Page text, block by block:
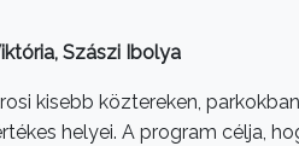
Szászi Ibolya
kisebb köztereken,
helyei. A program célja,